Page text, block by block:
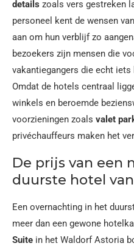
details zoals vers gestreken
personeel kent de wensen
aan om hun verblijf zo
bezoekers zijn mensen die
vakantiegangers die echt
Omdat de hotels centraal
winkels en beroemde
voorzieningen zoals valet
privéchauffeurs maken het
De prijs van een
duurste hotel
Een overnachting in het
meer dan een gewone
Suite in het Waldorf Astoria